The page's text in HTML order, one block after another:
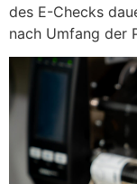
des E-Checks
nach Umfang der